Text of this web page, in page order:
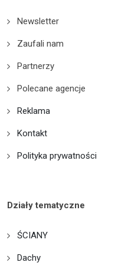
Newsletter
Zaufali nam
Partnerzy
Polecane agencje
Reklama
Kontakt
Polityka prywatności
Działy tematyczne
ŚCIANY
Dachy